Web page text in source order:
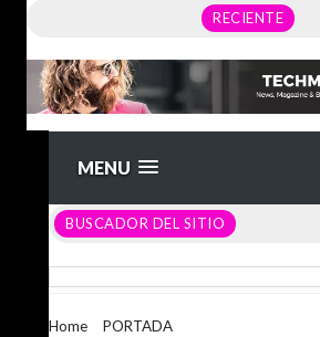
RECIENTE
MENU
BUSCADOR DEL SITIO
Home PORTADA